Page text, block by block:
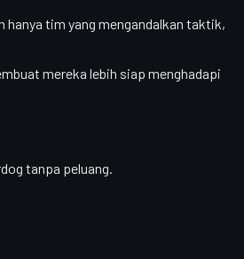
tim yang mengandalkan taktik,
mereka lebih siap menghadapi
tanpa peluang.